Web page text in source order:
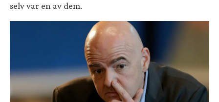
selv var en av dem.